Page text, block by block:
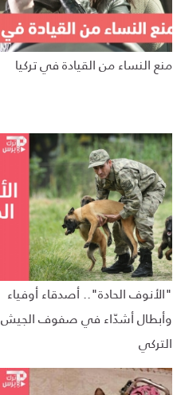
منع النساء من القيادة في تركيا
"الأنوف الحادة".. أصدقاء أوفياء
وأبطال أشدّاء في صفوف الجيش
التركي